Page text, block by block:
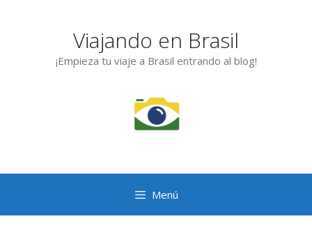
Viajando en Brasil
¡Empieza tu viaje a Brasil entrando al blog!
Menú